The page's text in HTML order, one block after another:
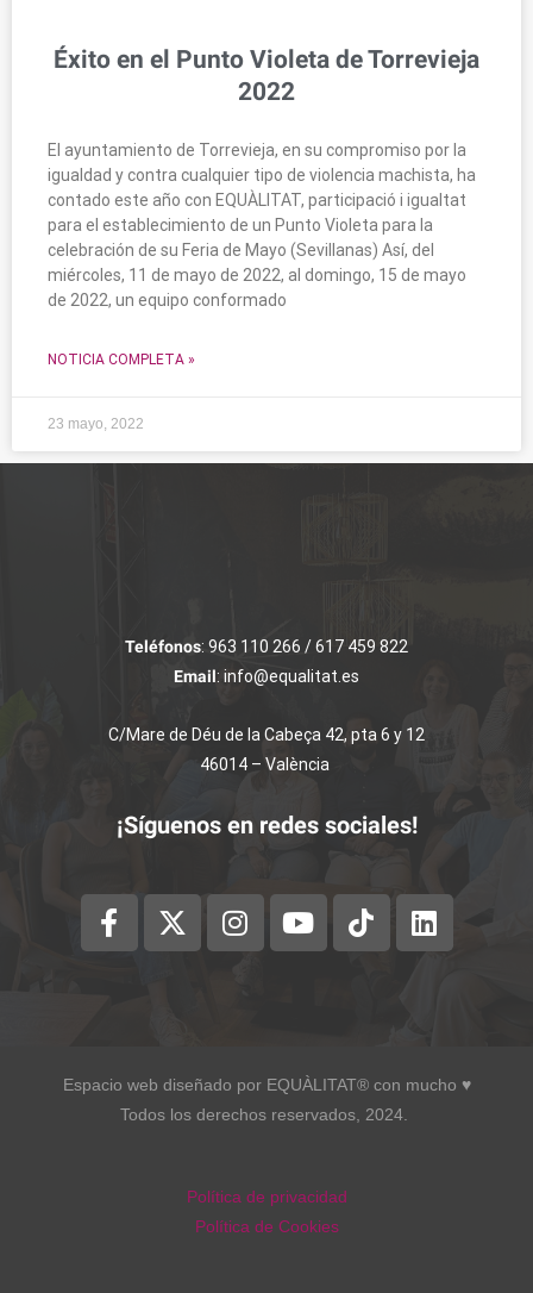
Éxito en el Punto Violeta de Torrevieja
2022
El ayuntamiento de Torrevieja, en su compromiso por la
igualdad y contra cualquier tipo de violencia machista, ha
contado este año con EQUÀLITAT, participació i igualtat
para el establecimiento de un Punto Violeta para la
celebración de su Feria de Mayo (Sevillanas) Así, del
miércoles, 11 de mayo de 2022, al domingo, 15 de mayo
de 2022, un equipo conformado
NOTICIA COMPLETA »
23 mayo, 2022
Teléfonos: 963 110 266 / 617 459 822
Email: info@equalitat.es
C/Mare de Déu de la Cabeça 42, pta 6 y 12
46014 – València
¡Síguenos en redes sociales!
Espacio web diseñado por EQUÀLITAT® con mucho ♥︎
Todos los derechos reservados, 2024.
Política de privacidad
Política de Cookies